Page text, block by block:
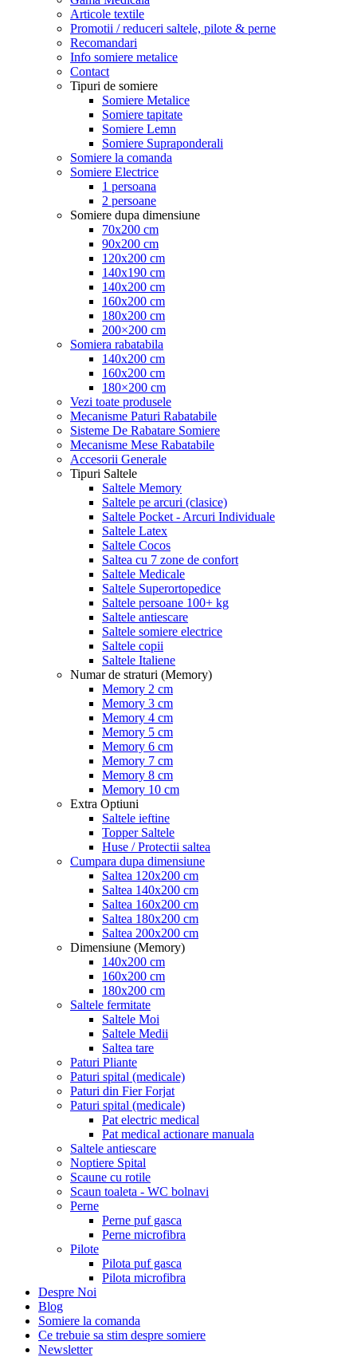
Articole textile
Promotii / reduceri saltele, pilote & perne
Recomandari
Info somiere metalice
Contact
Tipuri de somiere
Somiere Metalice
Somiere tapitate
Somiere Lemn
Somiere Supraponderali
Somiere la comanda
Somiere Electrice
1 persoana
2 persoane
Somiere dupa dimensiune
70x200 cm
90x200 cm
120x200 cm
140x190 cm
140x200 cm
160x200 cm
180x200 cm
200×200 cm
Somiera rabatabila
140x200 cm
160x200 cm
180×200 cm
Vezi toate produsele
Mecanisme Paturi Rabatabile
Sisteme De Rabatare Somiere
Mecanisme Mese Rabatabile
Accesorii Generale
Tipuri Saltele
Saltele Memory
Saltele pe arcuri (clasice)
Saltele Pocket - Arcuri Individuale
Saltele Latex
Saltele Cocos
Saltea cu 7 zone de confort
Saltele Medicale
Saltele Superortopedice
Saltele persoane 100+ kg
Saltele antiescare
Saltele somiere electrice
Saltele copii
Saltele Italiene
Numar de straturi (Memory)
Memory 2 cm
Memory 3 cm
Memory 4 cm
Memory 5 cm
Memory 6 cm
Memory 7 cm
Memory 8 cm
Memory 10 cm
Extra Optiuni
Saltele ieftine
Topper Saltele
Huse / Protectii saltea
Cumpara dupa dimensiune
Saltea 120x200 cm
Saltea 140x200 cm
Saltea 160x200 cm
Saltea 180x200 cm
Saltea 200x200 cm
Dimensiune (Memory)
140x200 cm
160x200 cm
180x200 cm
Saltele fermitate
Saltele Moi
Saltele Medii
Saltea tare
Paturi Pliante
Paturi spital (medicale)
Paturi din Fier Forjat
Paturi spital (medicale)
Pat electric medical
Pat medical actionare manuala
Saltele antiescare
Noptiere Spital
Scaune cu rotile
Scaun toaleta - WC bolnavi
Perne
Perne puf gasca
Perne microfibra
Pilote
Pilota puf gasca
Pilota microfibra
Despre Noi
Blog
Somiere la comanda
Ce trebuie sa stim despre somiere
Newsletter